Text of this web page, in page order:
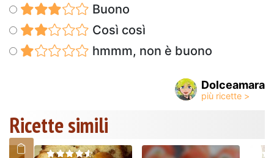
Buono
Così così
hmmm, non è buono
Dolceamara
Ricette simili